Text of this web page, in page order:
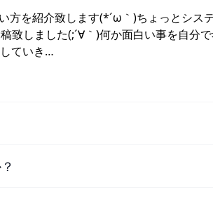
方を紹介致します(*´ω｀)ちょっとシス
致しました(;´∀｀)何か面白い事を自分
ていき…